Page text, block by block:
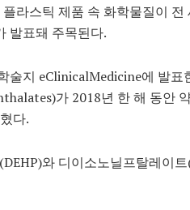
라스틱 제품 속 화학물질이
발표돼 주목된다.
술지 eClinicalMedicine에 발
가 2018년 한 해 동안
다.
와 디이소노닐프탈레이